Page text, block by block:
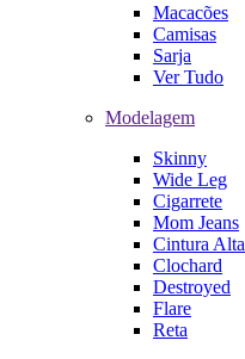
Macacões
Camisas
Sarja
Ver Tudo
Modelagem
Skinny
Wide Leg
Cigarrete
Mom Jeans
Cintura Alta
Clochard
Destroyed
Flare
Reta